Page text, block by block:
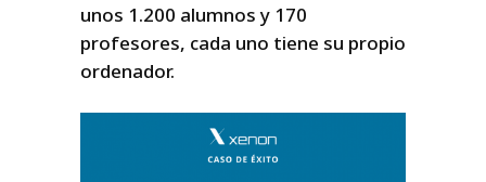
unos 1.200 alumnos y 170
profesores, cada uno tiene su propio
ordenador.